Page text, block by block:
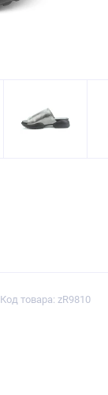
Код товара: zR9810